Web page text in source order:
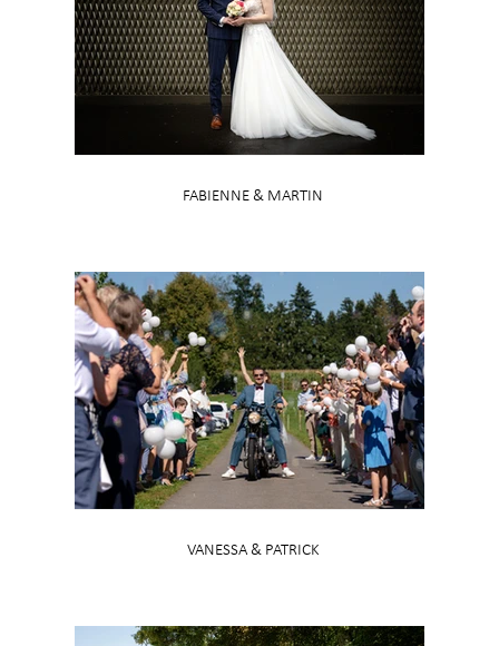
FABIENNE & MARTIN
VANESSA & PATRICK